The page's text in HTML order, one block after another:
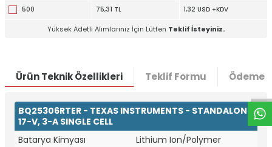
W
h
t
a
p
p
D
e
s
e
H
a
t
t
500 75,31 TL 1,32 USD +KDV
Yüksek Adetli Alımlarınız İçin Lütfen Teklif İsteyiniz.
Ürün Teknik Özellikleri Teklif Formu Ödeme
BQ25306RTER - TEXAS INSTRUMENTS - STANDALONE
17-V, 3-A SINGLE CELL
Batarya Kimyası
Lithium Ion/Polymer